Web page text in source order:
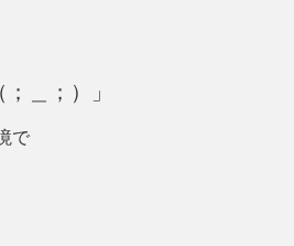
＿；）」
で